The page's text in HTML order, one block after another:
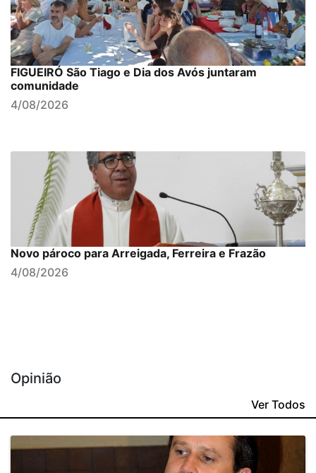
FIGUEIRÓ São Tiago e Dia dos Avós juntaram
comunidade
4/08/2026
Novo pároco para Arreigada, Ferreira e Frazão
4/08/2026
Opinião
Ver Todos